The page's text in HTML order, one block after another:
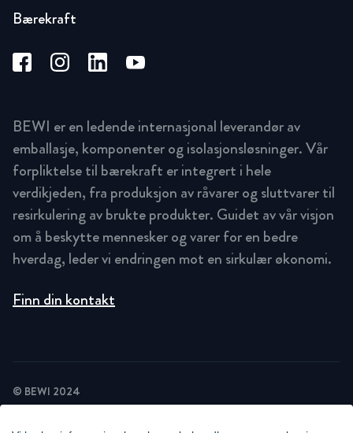
Bærekraft
BEWI er en ledende internasjonal leverandør av
emballasje, komponenter og isolasjonsløsninger. Vår
forpliktelse til bærekraft er integrert i hele
verdikjeden, fra produksjon av råvarer og sluttvarer til
resirkulering av brukte produkter. Guidet av vår visjon
om å beskytte mennesker og varer for en bedre
hverdag, leder vi endringen mot en sirkulær økonomi.
Finn din kontakt
© BEWI 2024
PRIVACY POLICY